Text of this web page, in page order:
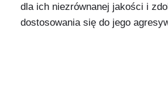
dla ich niezrównanej jakości i
dostosowania się do jego